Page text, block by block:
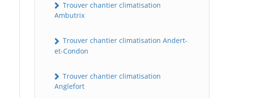
Trouver chantier climatisation
Ambutrix
Trouver chantier climatisation Andert-
et-Condon
Trouver chantier climatisation
Anglefort